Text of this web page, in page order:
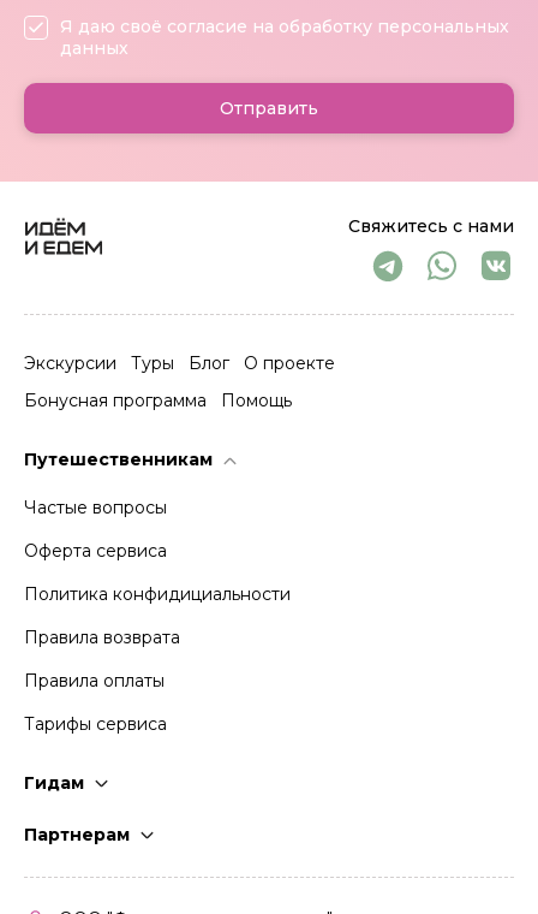
Свяжитесь с нами
Экскурсии Туры Блог
О проекте
Бонусная программа
Помощь
Путешественникам
Частые вопросы
Оферта сервиса
Политика конфидициальности
Правила возврата
Правила оплаты
Тарифы сервиса
Гидам
Партнерам
Кабинет партнера
Я даю своё согласие на обработку персональных
данных
Отправить